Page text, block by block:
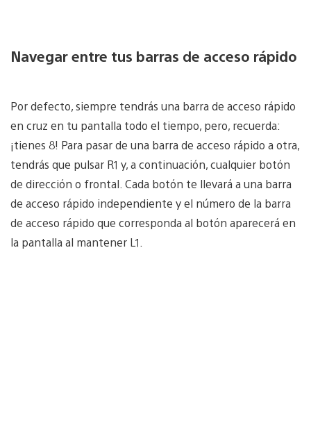
Navegar entre tus barras de acceso rápido
Por defecto, siempre tendrás una barra de acceso rápido
en cruz en tu pantalla todo el tiempo, pero, recuerda:
¡tienes 8! Para pasar de una barra de acceso rápido a otra,
tendrás que pulsar R1 y, a continuación, cualquier botón
de dirección o frontal. Cada botón te llevará a una barra
de acceso rápido independiente y el número de la barra
de acceso rápido que corresponda al botón aparecerá en
la pantalla al mantener L1.